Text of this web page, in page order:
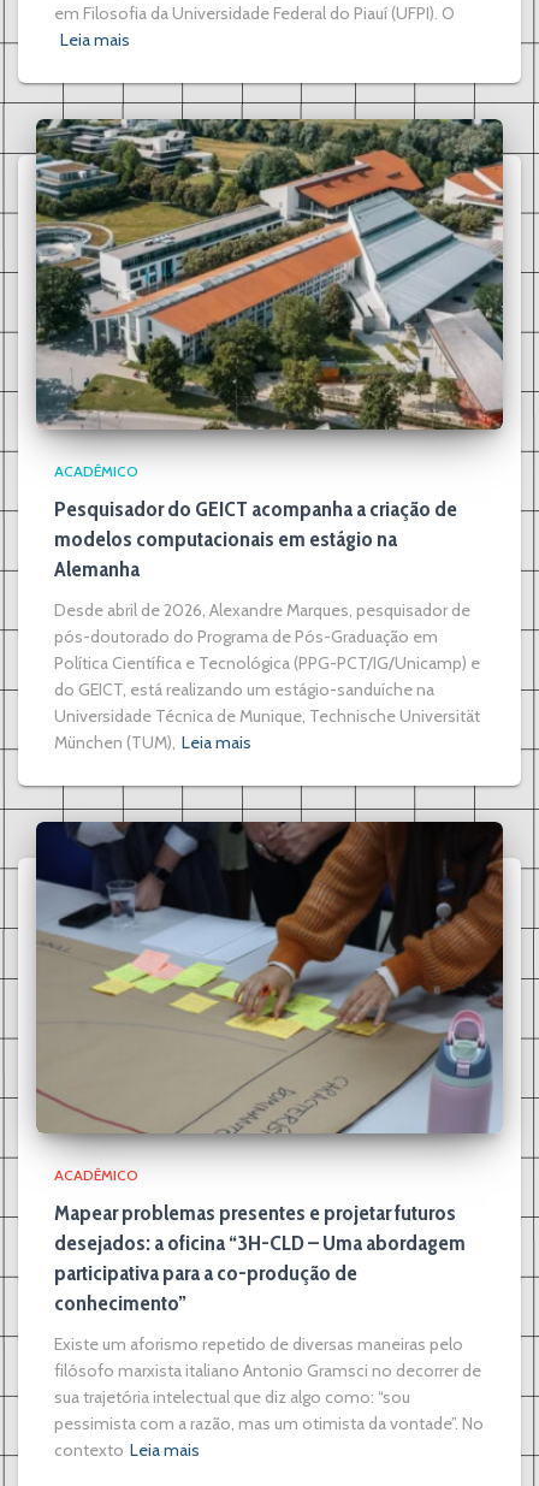
em Filosofia da Universidade Federal do Piauí (UFPI). O
Leia mais
ACADÊMICO
Pesquisador do GEICT acompanha a criação de
modelos computacionais em estágio na
Alemanha
Desde abril de 2026, Alexandre Marques, pesquisador de
pós-doutorado do Programa de Pós-Graduação em
Política Científica e Tecnológica (PPG-PCT/IG/Unicamp) e
do GEICT, está realizando um estágio-sanduíche na
Universidade Técnica de Munique, Technische Universität
München (TUM), Leia mais
ACADÊMICO
Mapear problemas presentes e projetar futuros
desejados: a oficina “3H-CLD – Uma abordagem
participativa para a co-produção de
conhecimento”
Existe um aforismo repetido de diversas maneiras pelo
filósofo marxista italiano Antonio Gramsci no decorrer de
sua trajetória intelectual que diz algo como: “sou
pessimista com a razão, mas um otimista da vontade”. No
contexto Leia mais